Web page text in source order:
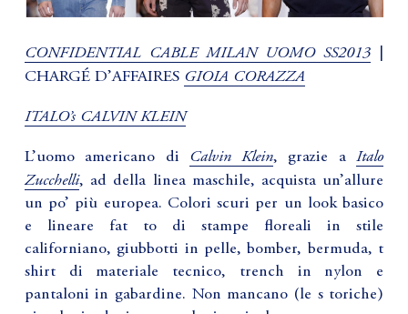
CONFIDENTIAL CABLE MILAN UOMO SS2013
CHARGÉ D’AFFAIRES GIOIA CORAZZA
ITALO’s CALVIN KLEIN
L’uomo americano di Calvin Klein, grazie aItalo
Zucchelli, ad della linea maschile, acquista un’allure
un po’ più europea. Colori scuri per un look basico
e lineare fat to di stampe floreali in stile
californiano, giubbotti in pelle, bomber, bermuda, t
shirt di materiale tecnico, trench in nylon e
pantaloni in gabardine. Non mancano (le s toriche)